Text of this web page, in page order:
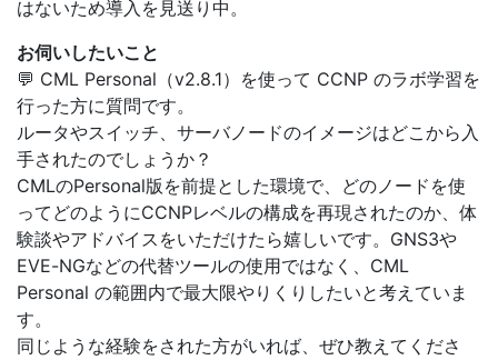
はないため導入を見送り中。
お伺いしたいこと
💬 CML Personal（v2.8.1）を使って CCNP のラボ学習を
行った方に質問です。
ルータやスイッチ、サーバノードのイメージはどこから入
手されたのでしょうか？
CMLのPersonal版を前提とした環境で、どのノードを使
ってどのようにCCNPレベルの構成を再現されたのか、体
験談やアドバイスをいただけたら嬉しいです。GNS3や
EVE-NGなどの代替ツールの使用ではなく、CML
Personal の範囲内で最大限やりくりしたいと考えていま
す。
同じような経験をされた方がいれば、ぜひ教えてくださ